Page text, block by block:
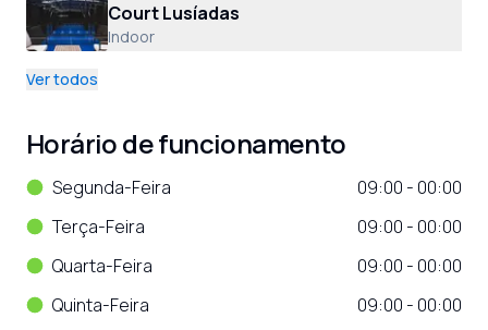
Court Lusíadas
Indoor
Ver todos
Horário de funcionamento
Segunda-Feira
09:00 - 00:00
Terça-Feira
09:00 - 00:00
Quarta-Feira
09:00 - 00:00
Quinta-Feira
09:00 - 00:00